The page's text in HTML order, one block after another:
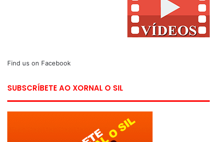
Find us on Facebook
SUBSCRÍBETE AO XORNAL O SIL